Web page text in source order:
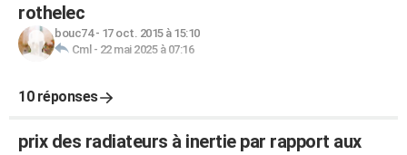
rothelec
bouc74- 17 oct. 2015 à 15:10
Cml - 22 mai 2025 à 07:16
10 réponses
prix des radiateurs à inertie par rapport aux